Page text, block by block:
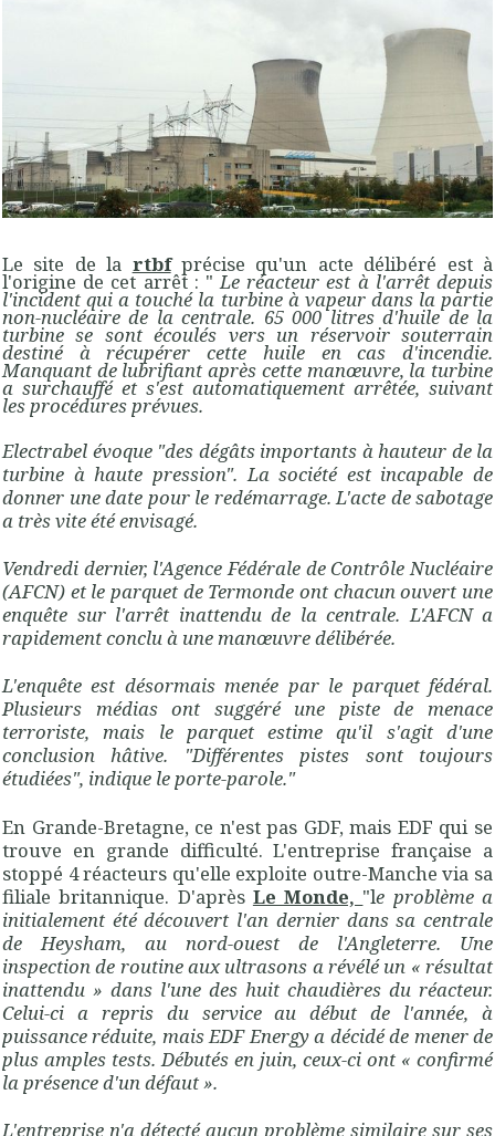
Le site de la rtbf précise qu'un acte délibéré est à
l'origine de cet arrêt : " Le réacteur est à l'arrêt depuis
l'incident qui a touché la turbine à vapeur dans la partie
non-nucléaire de la centrale. 65 000 litres d'huile de la
turbine se sont écoulés vers un réservoir souterrain
destiné à récupérer cette huile en cas d'incendie.
Manquant de lubrifiant après cette manœuvre, la turbine
a surchauffé et s'est automatiquement arrêtée, suivant
les procédures prévues.
Electrabel évoque "des dégâts importants à hauteur de la
turbine à haute pression". La société est incapable de
donner une date pour le redémarrage. L'acte de sabotage
a très vite été envisagé.
Vendredi dernier, l'Agence Fédérale de Contrôle Nucléaire
(AFCN) et le parquet de Termonde ont chacun ouvert une
enquête sur l'arrêt inattendu de la centrale. L'AFCN a
rapidement conclu à une manœuvre délibérée.
L'enquête est désormais menée par le parquet fédéral.
Plusieurs médias ont suggéré une piste de menace
terroriste, mais le parquet estime qu'il s'agit d'une
conclusion hâtive. "Différentes pistes sont toujours
étudiées", indique le porte-parole."
En Grande-Bretagne, ce n'est pas GDF, mais EDF qui se
trouve en grande difficulté. L'entreprise française a
stoppé 4 réacteurs qu'elle exploite outre-Manche via sa
filiale britannique. D'après Le Monde, "le problème a
initialement été découvert l'an dernier dans sa centrale
de Heysham, au nord-ouest de l'Angleterre. Une
inspection de routine aux ultrasons a révélé un « résultat
inattendu » dans l'une des huit chaudières du réacteur.
Celui-ci a repris du service au début de l'année, à
puissance réduite, maisEDFEnergy a décidé de menerde
plus amples tests. Débutés en juin, ceux-ci ont « confirmé
la présence d'un défaut ».
L'entreprise n'a détecté aucun problème similaire sur ses